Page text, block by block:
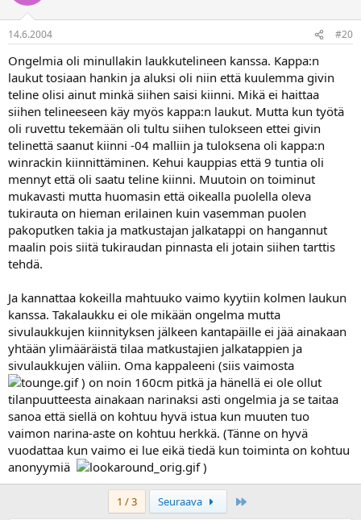
14.6.2004 #20
Ongelmia oli minullakin laukkutelineen kanssa. Kappa:n
laukut tosiaan hankin ja aluksi oli niin että kuulemma givin
teline olisi ainut minkä siihen saisi kiinni. Mikä ei haittaa
siihen telineeseen käy myös kappa:n laukut. Mutta kun työtä
oli ruvettu tekemään oli tultu siihen tulokseen ettei givin
telinettä saanut kiinni -04 malliin ja tuloksena oli kappa:n
winrackin kiinnittäminen. Kehui kauppias että 9 tuntia oli
mennyt että oli saatu teline kiinni. Muutoin on toiminut
mukavasti mutta huomasin että oikealla puolella oleva
tukirauta on hieman erilainen kuin vasemman puolen
pakoputken takia ja matkustajan jalkatappi on hangannut
maalin pois siitä tukiraudan pinnasta eli jotain siihen tarttis
tehdä.
Ja kannattaa kokeilla mahtuuko vaimo kyytiin kolmen laukun
kanssa. Takalaukku ei ole mikään ongelma mutta
sivulaukkujen kiinnityksen jälkeen kantapäille ei jää ainakaan
yhtään ylimääräistä tilaa matkustajien jalkatappien ja
sivulaukkujen väliin. Oma kappaleeni (siis vaimosta
) on noin 160cm pitkä ja hänellä ei ole ollut
tilanpuutteesta ainakaan narinaksi asti ongelmia ja se taitaa
sanoa että siellä on kohtuu hyvä istua kun muuten tuo
vaimon narina-aste on kohtuu herkkä. (Tänne on hyvä
vuodattaa kun vaimo ei lue eikä tiedä kun toiminta on kohtuu
anonyymiä
)
1 / 3 Seuraava